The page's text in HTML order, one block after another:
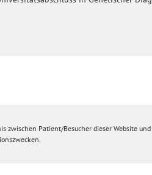
Patient/Besucher dieser Website